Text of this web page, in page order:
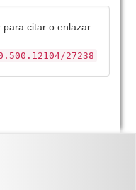
para citar o enlazar
27238